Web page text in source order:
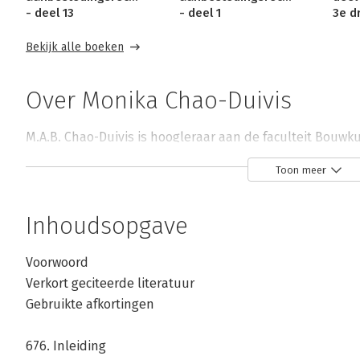
- deel 13
- deel 1
3e
Bekijk alle boeken
Over Monika Chao-Duivis
M.A.B. Chao-Duivis is hoogleraar aan de faculteit
Andere boeken door Monika Chao-
Toon meer
Inhoudsopgave
Voorwoord
Verkort geciteerde literatuur
Gebruikte afkortingen
676. Inleiding